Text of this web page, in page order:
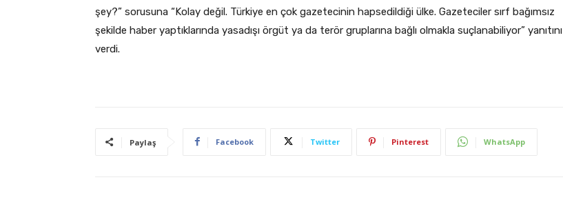
şey?” sorusuna “Kolay değil. Türkiye en çok gazetecinin hapsedildiği ülke. Gazeteciler sırf bağımsız
şekilde haber yaptıklarında yasadışı örgüt ya da terör gruplarına bağlı olmakla suçlanabiliyor” yanıtını
verdi.
Paylaş Facebook Twitter Pinterest WhatsApp